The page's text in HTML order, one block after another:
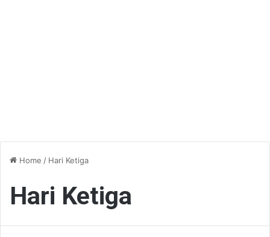
Home / Hari Ketiga
Hari Ketiga